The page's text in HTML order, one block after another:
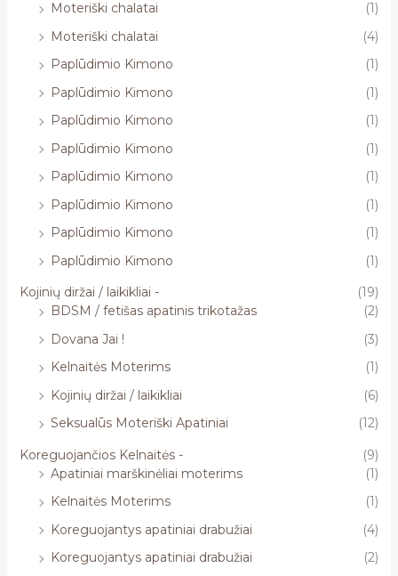
Moteriški chalatai
(1)
Moteriški chalatai
(4)
Paplūdimio Kimono
(1)
Paplūdimio Kimono
(1)
Paplūdimio Kimono
(1)
Paplūdimio Kimono
(1)
Paplūdimio Kimono
(1)
Paplūdimio Kimono
(1)
Paplūdimio Kimono
(1)
Paplūdimio Kimono
(1)
Kojinių diržai / laikikliai -
(19)
BDSM / fetišas apatinis trikotažas
(2)
Dovana Jai !
(3)
Kelnaitės Moterims
(1)
Kojinių diržai / laikikliai
(6)
Seksualūs Moteriški Apatiniai
(12)
Koreguojančios Kelnaitės -
(9)
Apatiniai marškinėliai moterims
(1)
Kelnaitės Moterims
(1)
Koreguojantys apatiniai drabužiai
(4)
Koreguojantys apatiniai drabužiai
(2)